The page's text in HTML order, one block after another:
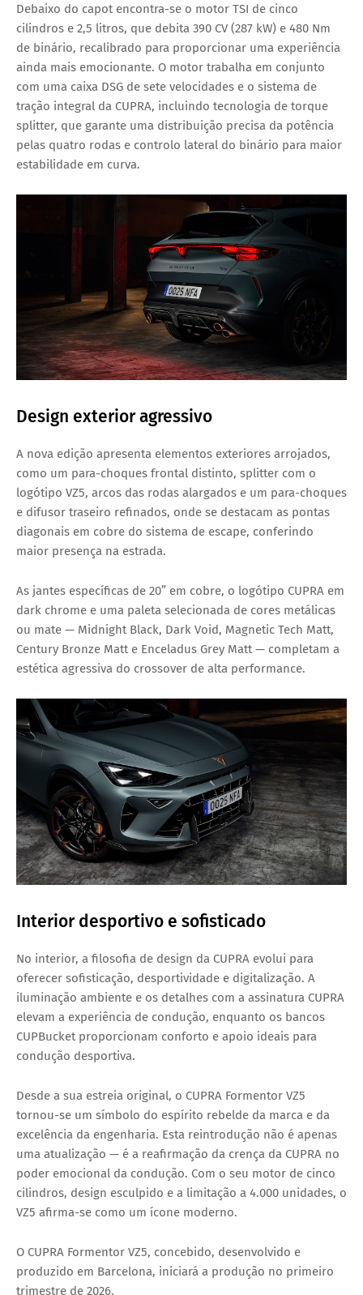
Debaixo do capot encontra-se o motor TSI de cinco
cilindros e 2,5 litros, que debita 390 CV (287 kW) e 480 Nm
de binário, recalibrado para proporcionar uma experiência
ainda mais emocionante. O motor trabalha em conjunto
com uma caixa DSG de sete velocidades e o sistema de
tração integral da CUPRA, incluindo tecnologia de torque
splitter, que garante uma distribuição precisa da potência
pelas quatro rodas e controlo lateral do binário para maior
estabilidade em curva.
Design exterior agressivo
A nova edição apresenta elementos exteriores arrojados,
como um para-choques frontal distinto, splitter com o
logótipo VZ5, arcos das rodas alargados e um para-choques
e difusor traseiro refinados, onde se destacam as pontas
diagonais em cobre do sistema de escape, conferindo
maior presença na estrada.
As jantes específicas de 20” em cobre, o logótipo CUPRA em
dark chrome e uma paleta selecionada de cores metálicas
ou mate — Midnight Black, Dark Void, Magnetic Tech Matt,
Century Bronze Matt e Enceladus Grey Matt— completam a
estética agressiva do crossover de alta performance.
Interior desportivo e sofisticado
No interior, a filosofia de design da CUPRA evolui para
oferecer sofisticação, desportividade e digitalização. A
iluminação ambiente e os detalhes com a assinatura CUPRA
elevam a experiência de condução, enquanto os bancos
CUPBucketproporcionam conforto e apoio ideais para
condução desportiva.
Desde a sua estreia original, o CUPRA Formentor VZ5
tornou-se um símbolo do espírito rebelde da marca e da
excelência da engenharia. Esta reintrodução não é apenas
uma atualização — é a reafirmação da crença da CUPRA no
poder emocional da condução. Com o seu motor de cinco
cilindros, design esculpido e a limitação a 4.000 unidades, o
VZ5 afirma-se como um ícone moderno.
O CUPRA Formentor VZ5, concebido, desenvolvido e
produzido em Barcelona, iniciará a produção no primeiro
trimestre de 2026.